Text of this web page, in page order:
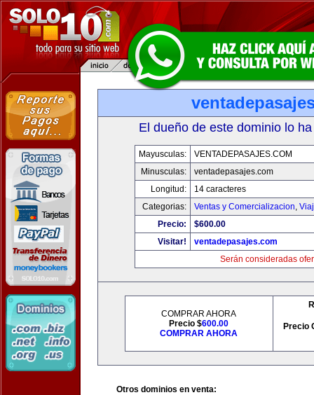
El dueño de este dominio lo
Mayusculas:
VENTADEPASAJES.COM
Minusculas:
ventadepasajes.com
Longitud:
14 caracteres
Categorias:
Ventas y Comercializacion,
Precio:
$600.00
Visitar!
ventadepasajes.com
Serán consideradas
COMPRAR AHORA
Precio $600.00
COMPRAR AHORA
Precio
Otros dominios en venta: